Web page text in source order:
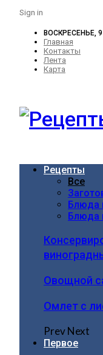
Sign in
ВОСКРЕСЕНЬЕ,
Главная
Контакты
Лента
Карта
Рецепты
Все
Блюда
Блюда
Овощной
Омлет с
PrevNext
Первое